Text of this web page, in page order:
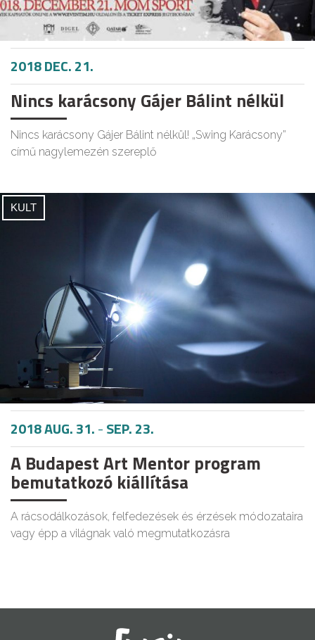
2018 DEC. 21.
Nincs karácsony Gájer Bálint nélkül
Nincs karácsony Gájer Bálint nélkül! „Swing Karácsony”
című nagylemezén szereplő
KULT
2018 AUG. 31.-SEP. 23.
A Budapest Art Mentor program
bemutatkozó kiállítása
A rácsodálkozások, felfedezések és érzések módozataira
vagy épp a világnak való megmutatkozásra